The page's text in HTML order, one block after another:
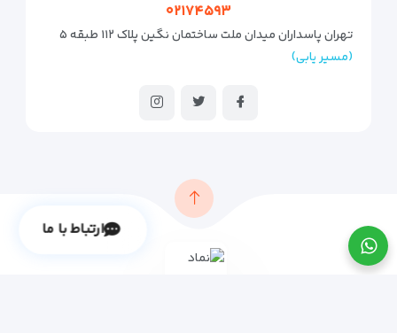
۰۲۱۷۴۵۹۳
تهران پاسداران میدان ملت ساختمان نگین پلاک ۱۱۲ طبقه ۵
(مسیر یابی)
ارتباط با ما